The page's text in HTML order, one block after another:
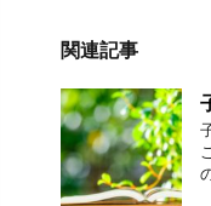
関連記事